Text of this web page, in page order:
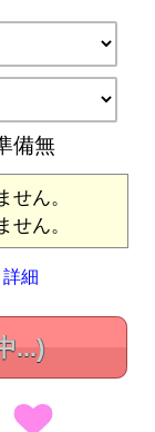
備無
ん。
ん。
詳細
...)